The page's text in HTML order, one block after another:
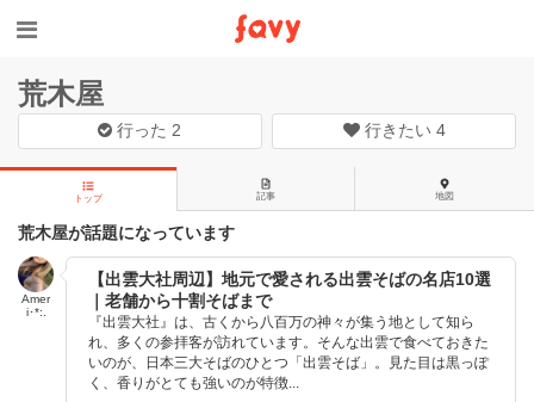
荒木屋
行った 2 行きたい 4
トップ 記事 地図
荒木屋が話題になっています
Amer
i･*:.
【出雲大社周辺】地元で愛される出雲そばの名店10選
｜老舗から十割そばまで
『出雲大社』は、古くから八百万の神々が集う地として知ら
れ、多くの参拝客が訪れています。そんな出雲で食べておきた
いのが、日本三大そばのひとつ「出雲そば」。見た目は黒っぽ
く、香りがとても強いのが特徴...